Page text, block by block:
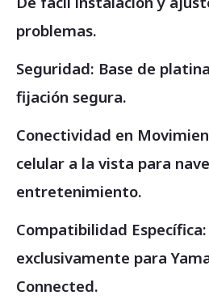
problemas.
Seguridad: Base de
fijación segura.
Conectividad en
celular a la vista para
entretenimiento.
Compatibilidad
exclusivamente para
Connected.